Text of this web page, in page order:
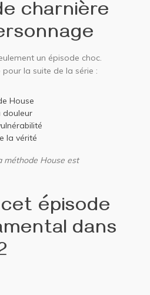
charnière
un épisode choc.
pour la suite de la série :
House
la vérité
méthode House est
épisode
dans